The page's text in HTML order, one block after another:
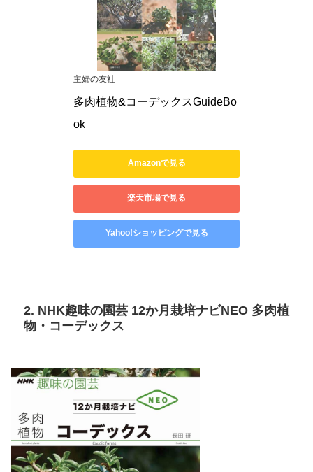
主婦の友社
多肉植物&コーデックスGuideBo
ok
Amazonで見る
楽天市場で見る
Yahoo!ショッピングで見る
2. NHK趣味の園芸 12か月栽培ナビNEO 多肉植
物・コーデックス